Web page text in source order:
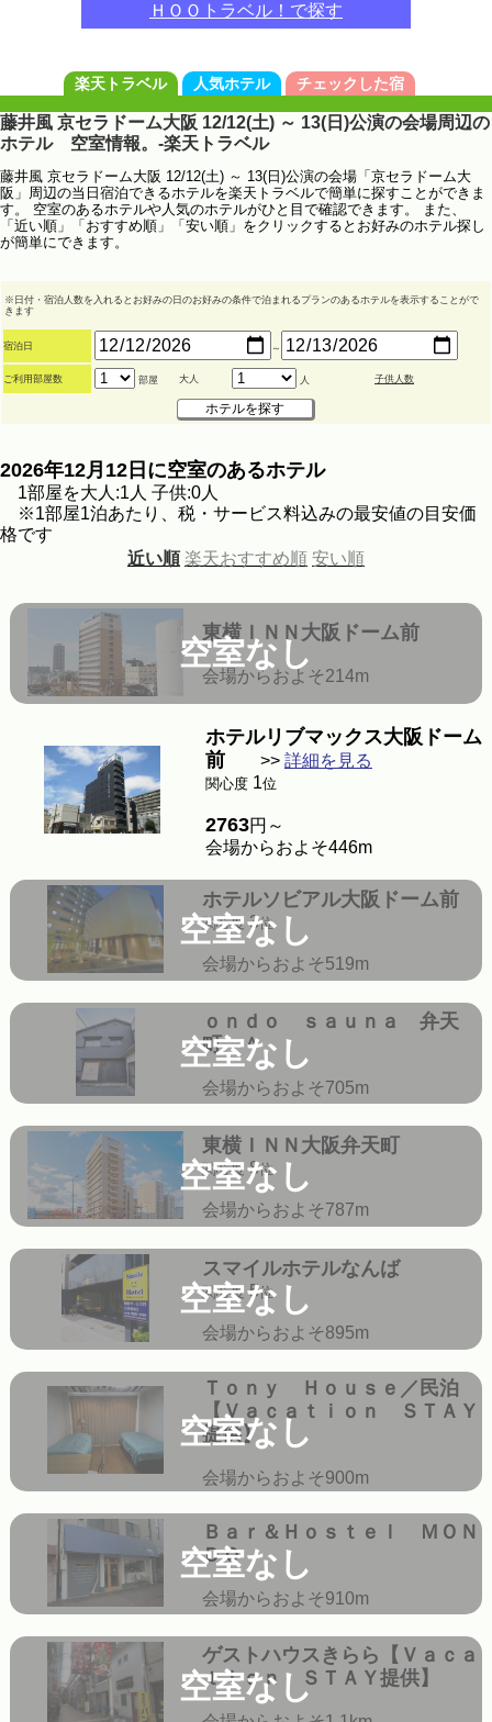
ＨＯＯトラベル！で探す
楽天トラベル 人気ホテル チェックした宿
藤井風 京セラドーム大阪 12/12(土) ～ 13(日)公演の会場周辺の
ホテル 空室情報。-楽天トラベル
藤井風 京セラドーム大阪 12/12(土) ～ 13(日)公演の会場「京セラドーム大
阪」周辺の当日宿泊できるホテルを楽天トラベルで簡単に探すことができま
す。 空室のあるホテルや人気のホテルがひと目で確認できます。 また、
「近い順」「おすすめ順」「安い順」をクリックするとお好みのホテル探し
が簡単にできます。
※日付・宿泊人数を入れるとお好みの日のお好みの条件で泊まれるプランのあるホテルを表示することがで
きます
宿泊日 ～
ご利用部屋数 部屋 大人 人 子供人数
2026年12月12日に空室のあるホテル
1部屋を大人:1人 子供:0人
※1部屋1泊あたり、税・サービス料込みの最安値の目安価
格です
近い順 楽天おすすめ順 安い順
空室なし
東横ＩＮＮ大阪ドーム前
会場からおよそ214m
ホテルリブマックス大阪ドーム
前 >> 詳細を見る
関心度 1位
2763円～
会場からおよそ446m
空室なし
ホテルソビアル大阪ドーム前
関心度3位
会場からおよそ519m
空室なし
ｏｎｄｏ ｓａｕｎａ 弁天
町 ＾
会場からおよそ705m
空室なし
東横ＩＮＮ大阪弁天町
関心度8位
会場からおよそ787m
空室なし
スマイルホテルなんば
関心度5位
会場からおよそ895m
空室なし
Ｔｏｎｙ Ｈｏｕｓｅ／民泊
【Ｖａｃａｔｉｏｎ ＳＴＡＹ
提供】
会場からおよそ900m
空室なし
Ｂａｒ＆Ｈｏｓｔｅｌ ＭＯＮ
ＤＯ
会場からおよそ910m
空室なし
ゲストハウスきらら【Ｖａｃａ
ｔｉｏｎ ＳＴＡＹ提供】